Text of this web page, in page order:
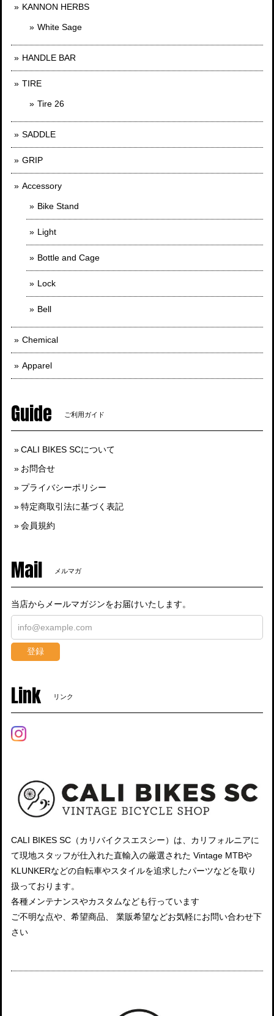
KANNON HERBS
White Sage
HANDLE BAR
TIRE
Tire 26
SADDLE
GRIP
Accessory
Bike Stand
Light
Bottle and Cage
Lock
Bell
Chemical
Apparel
Guide ご利用ガイド
CALI BIKES SCについて
お問合せ
プライバシーポリシー
特定商取引法に基づく表記
会員規約
Mail メルマガ
当店からメールマガジンをお届けいたします。
登録
Link リンク
CALI BIKES SC（カリバイクスエスシー）は、カリフォルニアに
て現地スタッフが仕入れた直輸入の厳選された Vintage MTBや
KLUNKERなどの自転車やスタイルを追求したパーツなどを取り
扱っております。
各種メンテナンスやカスタムなども行っています
ご不明な点や、希望商品、 業販希望などお気軽にお問い合わせ下
さい